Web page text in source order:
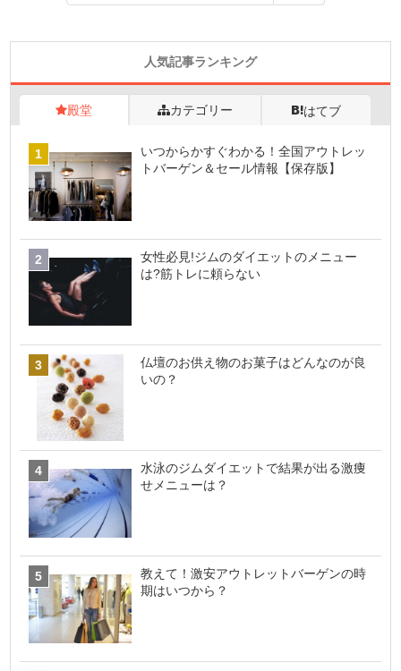
人気記事ランキング
殿堂 カテゴリー はてブ
いつからかすぐわかる！全国アウトレッ
トバーゲン＆セール情報【保存版】
女性必見!ジムのダイエットのメニュー
は?筋トレに頼らない
仏壇のお供え物のお菓子はどんなのが良
いの？
水泳のジムダイエットで結果が出る激痩
せメニューは？
教えて！激安アウトレットバーゲンの時
期はいつから？